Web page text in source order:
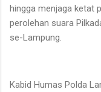
hingga menjaga ketat
perolehan suara
se-Lampung.
Kabid Humas Polda